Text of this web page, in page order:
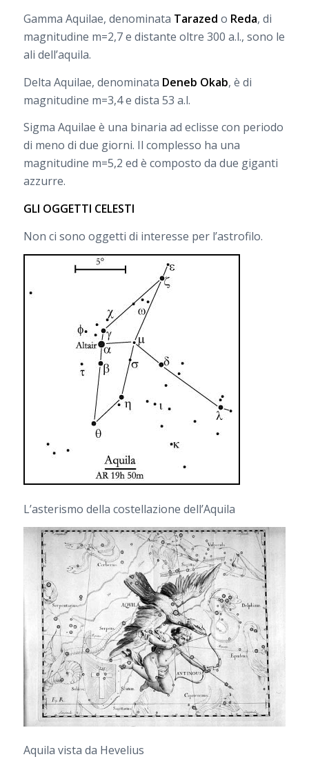
Gamma Aquilae, denominata Tarazed o Reda, di
magnitudine m=2,7 e distante oltre 300 a.l., sono le
ali dell’aquila.
Delta Aquilae, denominata Deneb Okab, è di
magnitudine m=3,4 e dista 53 a.l.
Sigma Aquilae è una binaria ad eclisse con periodo
di meno di due giorni. Il complesso ha una
magnitudine m=5,2 ed è composto da due giganti
azzurre.
GLI OGGETTI CELESTI
Non ci sono oggetti di interesse per l’astrofilo.
L’asterismo della costellazione dell’Aquila
Aquila vista da Hevelius